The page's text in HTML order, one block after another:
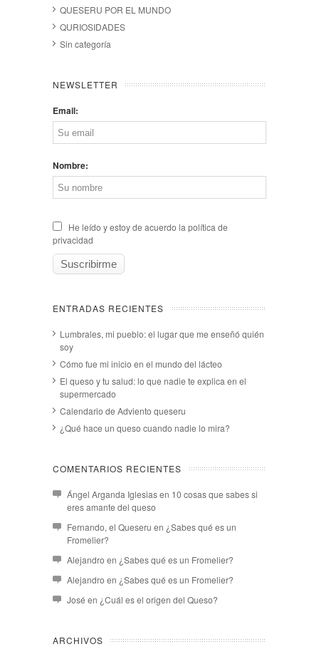
QUESERU POR EL MUNDO
QURIOSIDADES
Sin categoría
NEWSLETTER
Email:
Nombre:
He leído y estoy de acuerdo la política de
privacidad
ENTRADAS RECIENTES
Lumbrales, mi pueblo: el lugar que me enseñó quién
soy
Cómo fue mi inicio en el mundo del lácteo
El queso y tu salud: lo que nadie te explica en el
supermercado
Calendario de Adviento queseru
¿Qué hace un queso cuando nadie lo mira?
COMENTARIOS RECIENTES
Ángel Arganda Iglesiasen 10 cosas que sabes si
eres amante del queso
Fernando, el Queseru en ¿Sabes qué es un
Fromelier?
Alejandro en ¿Sabes qué es un Fromelier?
Alejandro en ¿Sabes qué es un Fromelier?
José en ¿Cuál es el origen del Queso?
ARCHIVOS